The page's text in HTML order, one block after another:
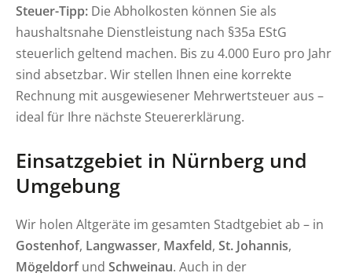
Steuer-Tipp: Die Abholkosten können Sie als
haushaltsnahe Dienstleistung nach §35a EStG
steuerlich geltend machen. Bis zu 4.000 Euro pro Jahr
sind absetzbar. Wir stellen Ihnen eine korrekte
Rechnung mit ausgewiesener Mehrwertsteuer aus –
ideal für Ihre nächste Steuererklärung.
Einsatzgebiet in Nürnberg und
Umgebung
Wir holen Altgeräte im gesamten Stadtgebiet ab – in
Gostenhof, Langwasser, Maxfeld, St. Johannis,
Mögeldorfund Schweinau. Auch in der